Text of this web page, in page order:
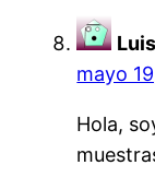
Luis
mayo
Hola,